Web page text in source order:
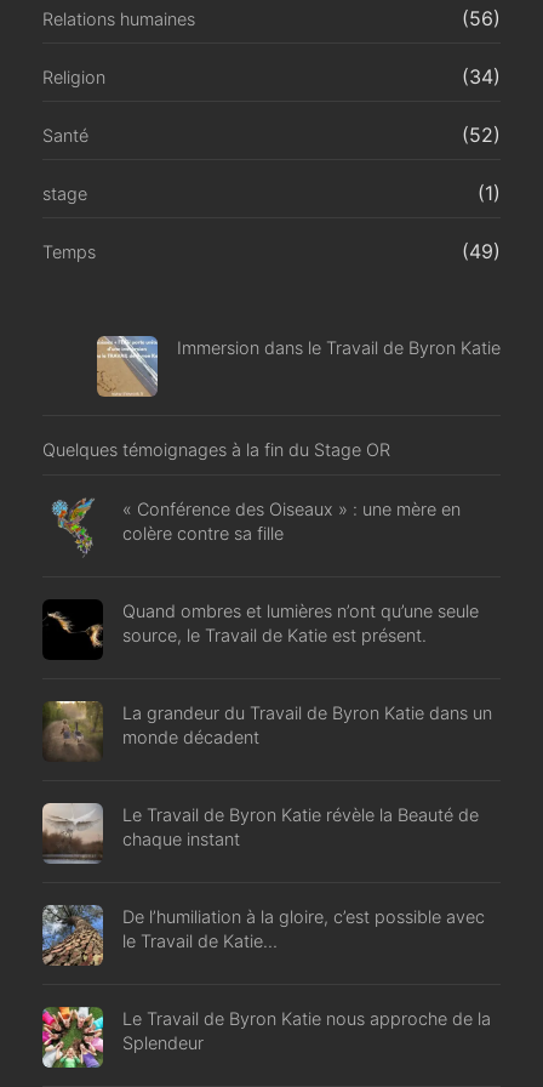
Relations humaines (56)
Religion (34)
Santé (52)
stage (1)
Temps (49)
Immersion dans le Travail de Byron Katie
Quelques témoignages à la fin du Stage OR
« Conférence des Oiseaux » : une mère en
colère contre sa fille
Quand ombres et lumières n’ont qu’une seule
source, le Travail de Katie est présent.
La grandeur du Travail de Byron Katie dans un
monde décadent
Le Travail de Byron Katie révèle la Beauté de
chaque instant
De l’humiliation à la gloire, c’est possible avec
le Travail de Katie…
Le Travail de Byron Katie nous approche de la
Splendeur